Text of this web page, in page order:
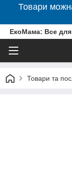
Товари
ЕкоМама: Все для
Товари та